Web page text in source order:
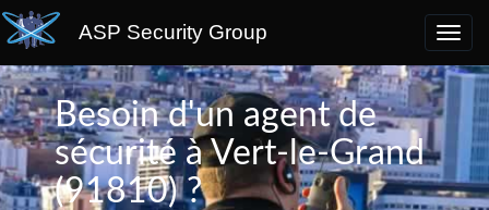
ASP Security Group
Besoin d'un agent de
sécurité à Vert-le-Grand
(91810) ?